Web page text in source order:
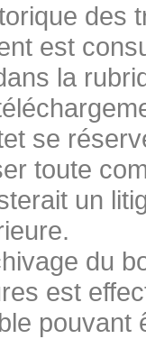
des
est
la
se
toute
un
du
est
pouvant